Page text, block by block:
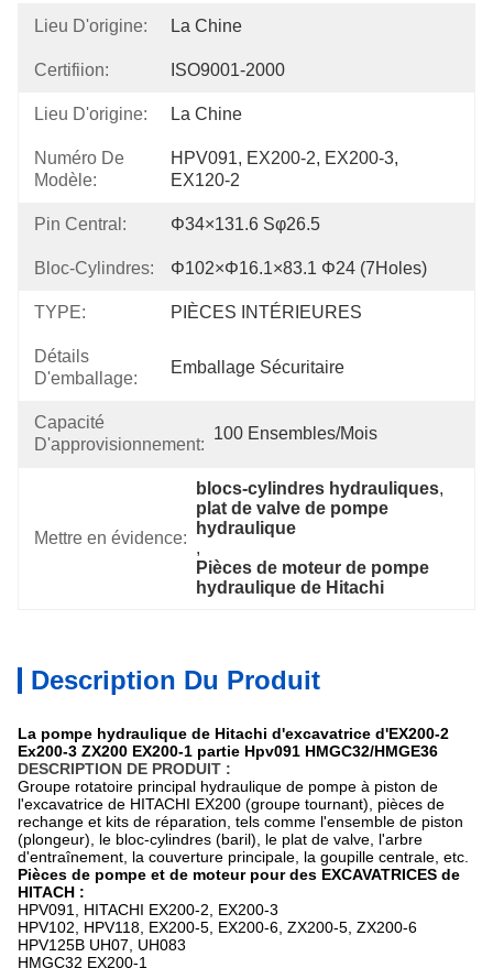
Lieu D'origine: La Chine
Certifiion: ISO9001-2000
Lieu D'origine: La Chine
Numéro De
Modèle:
HPV091, EX200-2, EX200-3,
EX120-2
Pin Central: Φ34×131.6 Sφ26.5
Bloc-Cylindres: Φ102×φ16.1×83.1 Φ24 (7Holes)
TYPE: PIÈCES INTÉRIEURES
Détails
D'emballage:
Emballage Sécuritaire
Capacité
D'approvisionnement:
100 Ensembles/mois
Mettre en évidence:
blocs-cylindres hydrauliques,
plat de valve de pompe
hydraulique
,
Pièces de moteur de pompe
hydraulique de Hitachi
Description Du Produit
La pompe hydraulique de Hitachi d'excavatrice d'EX200-2
Ex200-3 ZX200 EX200-1 partie Hpv091 HMGC32/HMGE36
DESCRIPTION DE PRODUIT :
Groupe rotatoire principal hydraulique de pompe à piston de
l'excavatrice de HITACHI EX200 (groupe tournant), pièces de
rechange et kits de réparation, tels comme l'ensemble de piston
(plongeur), le bloc-cylindres (baril), le plat de valve, l'arbre
d'entraînement, la couverture principale, la goupille centrale, etc.
Pièces de pompe et de moteur pour des EXCAVATRICES de
HITACH :
HPV091, HITACHI EX200-2, EX200-3
HPV102, HPV118, EX200-5, EX200-6, ZX200-5, ZX200-6
HPV125B UH07, UH083
HMGC32 EX200-1